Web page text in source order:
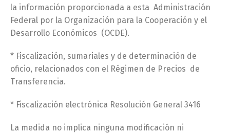
la información proporcionada a esta Administración
Federal por la Organización para la Cooperación y el
Desarrollo Económicos (OCDE).
* Fiscalización, sumariales y de determinación de
oficio, relacionados con el Régimen de Precios de
Transferencia.
* Fiscalización electrónica Resolución General 3416
La medida no implica ninguna modificación ni